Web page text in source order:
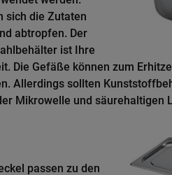
sich die Zutaten
abtropfen. Der
ist Ihre
Die Gefäße können zum
Allerdings sollten
Mikrowelle und säurehaltigen
passen zu den